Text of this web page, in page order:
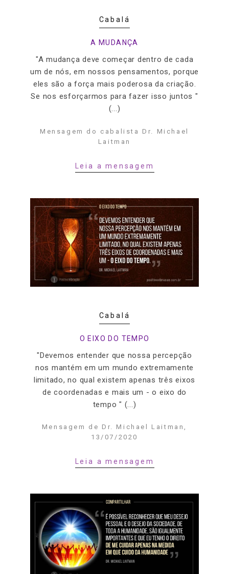
Cabalá
A MUDANÇA
"A mudança deve começar dentro de cada
um de nós, em nossos pensamentos, porque
eles são a força mais poderosa da criação.
Se nos esforçarmos para fazer isso juntos "
(...)
Mensagem do cabalista Dr. Michael
Laitman
Leia a mensagem
Cabalá
O EIXO DO TEMPO
"Devemos entender que nossa percepção
nos mantém em um mundo extremamente
limitado, no qual existem apenas três eixos
de coordenadas e mais um - o eixo do
tempo " (...)
Mensagem de Dr. Michael Laitman,
13/07/2020
Leia a mensagem